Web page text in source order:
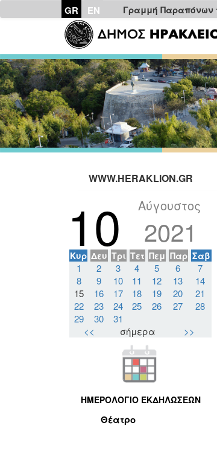
GR EN Γραμμή Παραπόνων
WWW.HERAKLION.GR
10 Αύγουστος
2021
Κυρ Δευ Τρι Τετ Πεμ Παρ Σαβ
1 2 3 4 5 6
7
8
9 10 11 12 13
14
15
16 17 18 19 20
21
22
23 24 25 26 27
28
29
30
31
<<
σήμερα >>
ΗΜΕΡΟΛΟΓΙΟ ΕΚΔΗΛΩΣΕΩΝ
Θέατρο